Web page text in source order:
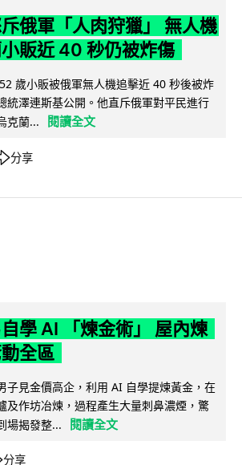
俄軍「人肉狩獵」 無人機
販近 40 秒仍被炸傷
歲小販被俄軍無人機追擊近 40 秒後被炸
統澤連斯基公開。他直斥俄軍對平民進行
克蘭...
閱讀全文
分享
學 AI 「煉金術」 屋內煉
全區
子見金價高企，利用 AI 自學提煉黃金，在
及作坊冶煉，過程產生大量刺鼻濃煙，驚
場揭發整...
閱讀全文
分享